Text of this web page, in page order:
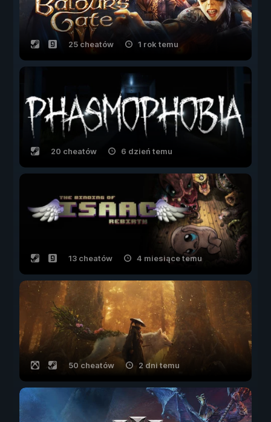
25 cheatów 1 rok temu
20 cheatów 6 dzień temu
13 cheatów 4 miesiące temu
50 cheatów 2 dni temu